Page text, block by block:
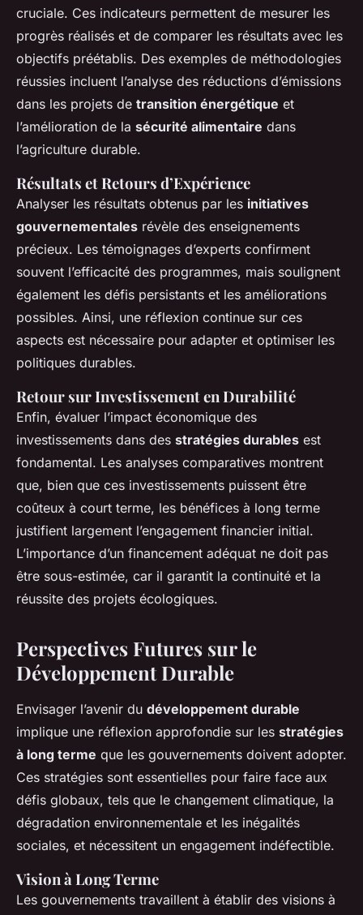
cruciale. Ces indicateurs permettent de mesurer les
progrès réalisés et de comparer les résultats avec les
objectifs préétablis. Des exemples de méthodologies
réussies incluent l’analyse des réductions d’émissions
dans les projets de transition énergétique et
l’amélioration de la sécurité alimentaire dans
l’agriculture durable.
Résultats et Retours d’Expérience
Analyser les résultats obtenus par les initiatives
gouvernementales révèle des enseignements
précieux. Les témoignages d’experts confirment
souvent l’efficacité des programmes, mais soulignent
également les défis persistants et les améliorations
possibles. Ainsi, une réflexion continue sur ces
aspects est nécessaire pour adapter et optimiser les
politiques durables.
Retour sur Investissement en Durabilité
Enfin, évaluer l’impact économique des
investissements dans des stratégies durables est
fondamental. Les analyses comparatives montrent
que, bien que ces investissements puissent être
coûteux à court terme, les bénéfices à long terme
justifient largement l’engagement financier initial.
L’importance d’un financement adéquat ne doit pas
être sous-estimée, car il garantit la continuité et la
réussite des projets écologiques.
Perspectives Futures sur le
Développement Durable
Envisager l’avenir du développement durable
implique une réflexion approfondie sur les stratégies
à long terme que les gouvernements doivent adopter.
Ces stratégies sont essentielles pour faire face aux
défis globaux, tels que le changement climatique, la
dégradation environnementale et les inégalités
sociales, et nécessitent un engagement indéfectible.
Vision à Long Terme
Les gouvernements travaillent à établir des visions à